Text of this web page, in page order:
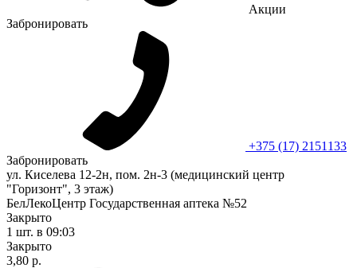
Акции
Забронировать
+375 (17) 2151133
Забронировать
ул. Киселева 12-2н, пом. 2н-3 (медицинский центр
"Горизонт", 3 этаж)
БелЛекоЦентр Государственная аптека №52
Закрыто
1 шт. в 09:03
Закрыто
3,80 р.